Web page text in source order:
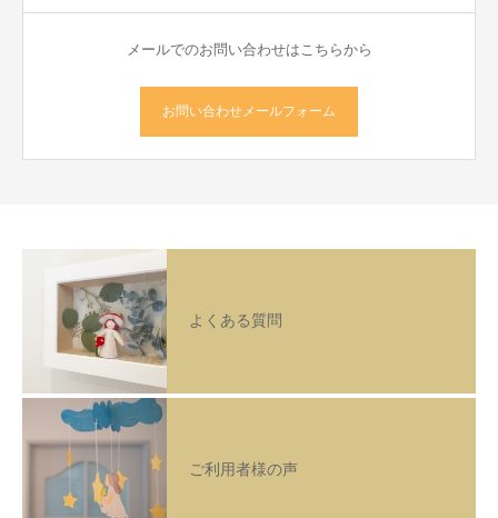
メールでのお問い合わせはこちらから
お問い合わせメールフォーム
よくある質問
ご利用者様の声